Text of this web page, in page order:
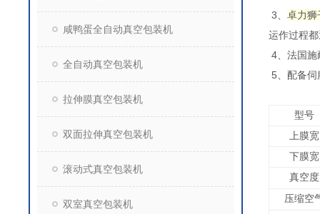
咸鸭蛋全自动真空包装机
全自动真空包装机
拉伸膜真空包装机
双面拉伸真空包装机
滚动式真空包装机
双室真空包装机
3、 卓力狮
运作过程
4、法国
5、配备伺
型号
上膜宽
下膜宽
真空度
压缩空